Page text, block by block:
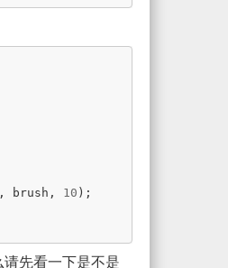
brush , 10 );
先看一下是不是